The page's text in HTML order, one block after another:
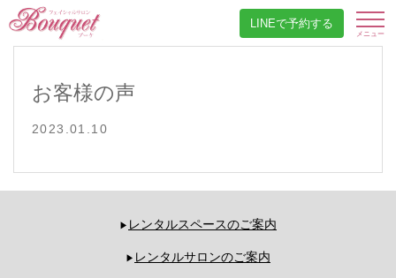
LINEで予約する
お客様の声
2023.01.10
レンタルスペースのご案内
レンタルサロンのご案内